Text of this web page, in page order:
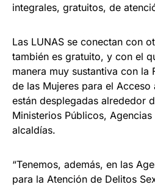
integrales, gratuitos, de
Las LUNAS se conectan con
también es gratuito, y con el
manera muy sustantiva con la
de las Mujeres para el
están desplegadas alrededor
Ministerios Públicos,
alcaldías.
“Tenemos, además, en las
para la Atención de Delitos